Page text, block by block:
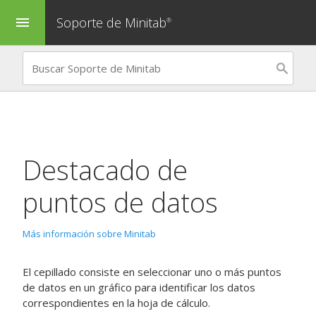
menu Soporte de Minitab®
Destacado de
puntos de datos
Más información sobre Minitab
El cepillado consiste en seleccionar uno o más puntos
de datos en un gráfico para identificar los datos
correspondientes en la hoja de cálculo.